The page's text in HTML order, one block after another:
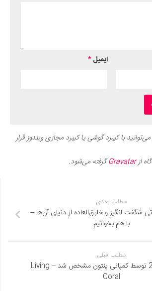
ایمیل*
با کیبرد گوشی یا کیبرد مجازی ویندوز قرار
ازGravatarگرفته می‌شود.
مطلب بعدی
شگفت انگیز و خارق‌‌العاده از دنیای آن‌ها –
با هم بخوانیم
مطلب قبلی
رنگ سال 2019 توسط کمپانی پنتون مشخص شد – Living
Coral